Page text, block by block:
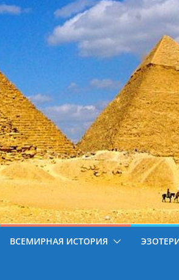
ВСЕМИРНАЯ ИСТОРИЯ